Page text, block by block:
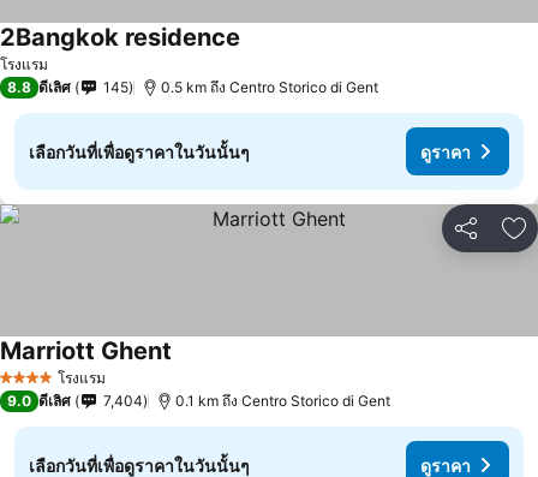
โรงแรม
2Bangkok residence
8.8 ดีเลิศ 145 0.5 km ถึง Centro Storico di Gent
เลือกวันที่เพื่อดูราคาในวันนั้นๆ ดูราคา
แชร์ เ
4 ดาว โรงแรม
Marriott Ghent
9.0 ดีเลิศ 7,404 0.1 km ถึง Centro Storico di Gent
เลือกวันที่เพื่อดูราคาในวันนั้นๆ ดูราคา